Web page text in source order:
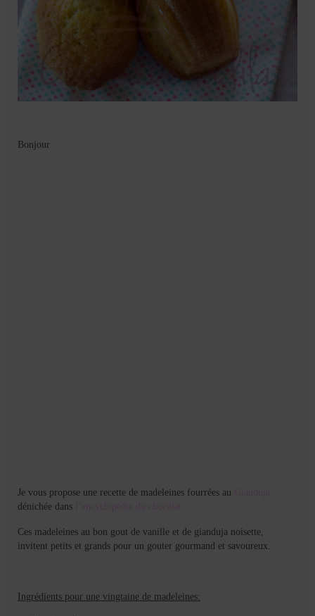
Bonjour
Je vous propose une recette de madeleines fourrées au
dénichée dans
Ces madeleines au bon gout de vanille et de gianduja noisette,
invitent petits et grands pour un gouter gourmand et savoureux.
Ingrédients pour une vingtaine de madeleines: